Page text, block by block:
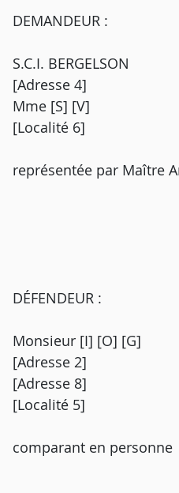
DEMANDEUR :
S.C.I. BERGELSON
[Adresse 4]
Mme [S] [V]
[Localité 6]
représentée par Maître
DÉFENDEUR :
Monsieur [I] [O] [G]
[Adresse 2]
[Adresse 8]
[Localité 5]
comparant en personne